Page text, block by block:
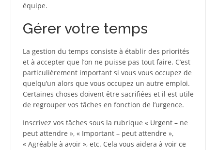
équipe.
Gérer votre temps
La gestion du temps consiste à établir des priorités
et à accepter que l’on ne puisse pas tout faire. C’est
particulièrement important si vous vous occupez de
quelqu’un alors que vous occupez un autre emploi.
Certaines choses doivent être sacrifiées et il est utile
de regrouper vos tâches en fonction de l’urgence.
Inscrivez vos tâches sous la rubrique « Urgent – ne
peut attendre », « Important – peut attendre »,
« Agréable à avoir », etc. Cela vous aidera à voir ce